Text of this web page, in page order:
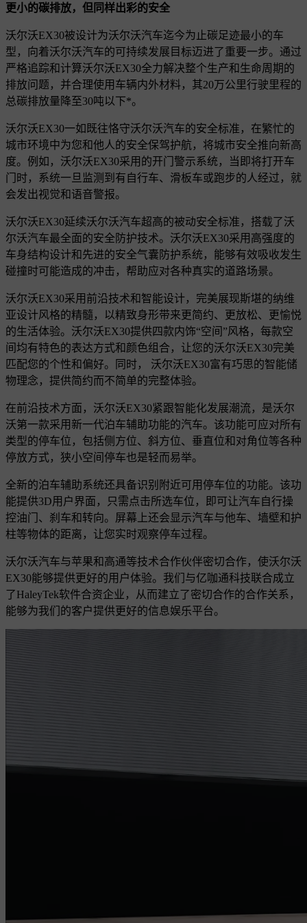
更小的碳排放，但同样出彩的安全
沃尔沃EX30被设计为沃尔沃汽车迄今为止碳足迹最小的车
型，向着沃尔沃汽车的可持续发展目标迈进了重要一步。通过
严格追踪和计算沃尔沃EX30全力解决整个生产和生命周期的
排放问题，并合理使用车辆内外材料，其20万公里行驶里程的
总碳排放量降至30吨以下*。
沃尔沃EX30一如既往恪守沃尔沃汽车的安全标准，在繁忙的
城市环境中为您和他人的安全保驾护航，将城市安全推向新高
度。例如，沃尔沃EX30采用的开门警示系统，当即将打开车
门时，系统一旦监测到有自行车、滑板车或跑步的人经过，就
会发出视觉和语音警报。
沃尔沃EX30延续沃尔沃汽车超高的被动安全标准，搭载了沃
尔沃汽车最全面的安全防护技术。沃尔沃EX30采用高强度的
车身结构设计和先进的安全气囊防护系统，能够有效吸收发生
碰撞时可能造成的冲击，帮助应对各种真实的道路场景。
沃尔沃EX30采用前沿技术和智能设计，完美展现斯堪的纳维
亚设计风格的精髓，以精致身形带来更简约、更放松、更愉悦
的生活体验。沃尔沃EX30提供四款内饰“空间”风格，每款空
间均有特色的表达方式和颜色组合，让您的沃尔沃EX30完美
匹配您的个性和偏好。同时， 沃尔沃EX30富有巧思的智能储
物理念，提供简约而不简单的完整体验。
在前沿技术方面，沃尔沃EX30紧跟智能化发展潮流，是沃尔
沃第一款采用新一代泊车辅助功能的汽车。该功能可应对所有
类型的停车位，包括侧方位、斜方位、垂直位和对角位等各种
停放方式，狭小空间停车也是轻而易举。
全新的泊车辅助系统还具备识别附近可用停车位的功能。该功
能提供3D用户界面，只需点击所选车位，即可让汽车自行操
控油门、刹车和转向。屏幕上还会显示汽车与他车、墙壁和护
柱等物体的距离，让您实时观察停车过程。
沃尔沃汽车与苹果和高通等技术合作伙伴密切合作，使沃尔沃
EX30能够提供更好的用户体验。我们与亿咖通科技联合成立
了HaleyTek软件合资企业，从而建立了密切合作的合作关系，
能够为我们的客户提供更好的信息娱乐平台。